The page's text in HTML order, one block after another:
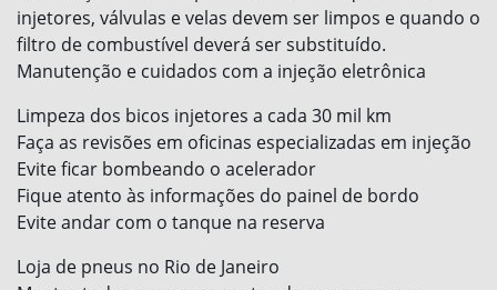
injetores, válvulas e velas devem ser limpos e quando o
filtro de combustível deverá ser substituído.
Manutenção e cuidados com a injeção eletrônica
Limpeza dos bicos injetores a cada 30 mil km
Faça as revisões em oficinas especializadas em injeção
Evite ficar bombeando o acelerador
Fique atento às informações do painel de bordo
Evite andar com o tanque na reserva
Loja de pneus no Rio de Janeiro